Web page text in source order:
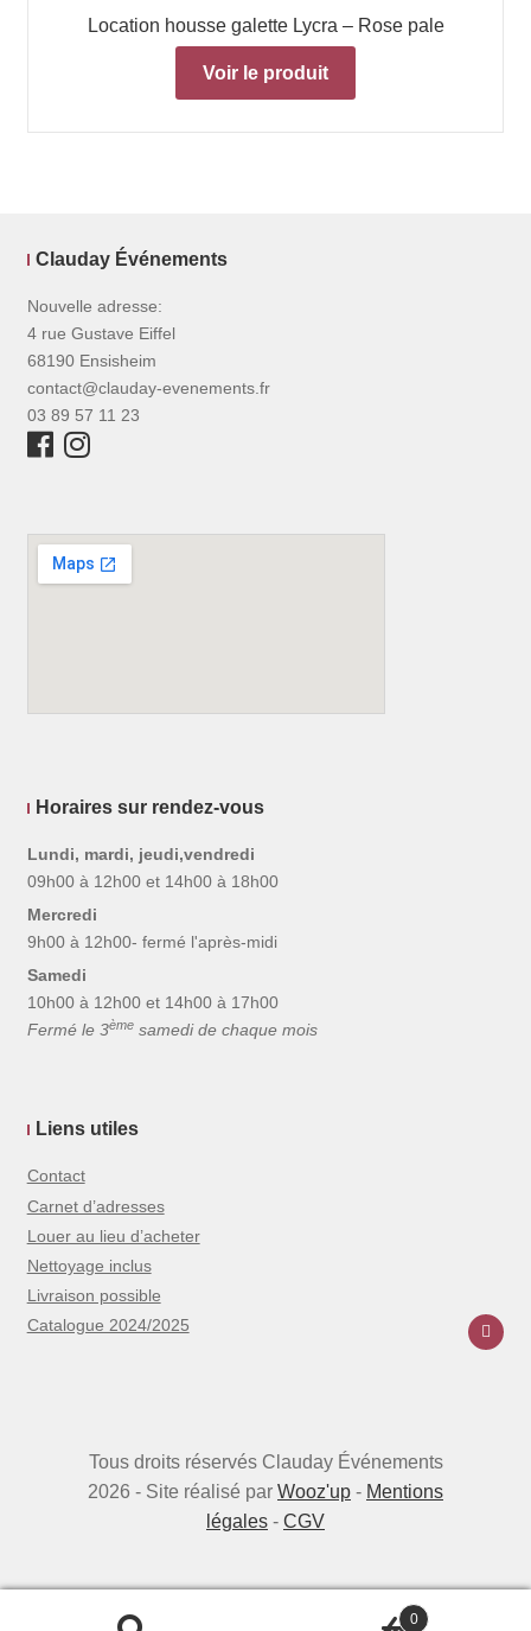
Location housse galette Lycra – Rose pale
Voir le produit
Clauday Événements
Nouvelle adresse:
4 rue Gustave Eiffel
68190 Ensisheim
contact@clauday-evenements.fr
03 89 57 11 23
Horaires sur rendez-vous
Lundi, mardi, jeudi,vendredi
09h00 à 12h00 et 14h00 à 18h00
Mercredi
9h00 à 12h00- fermé l'après-midi
Samedi
10h00 à 12h00 et 14h00 à 17h00
Fermé le 3èmesamedi de chaque mois
Liens utiles
Contact
Carnet d’adresses
Louer au lieu d’acheter
Nettoyage inclus
Livraison possible
Catalogue 2024/2025
0
Tous droits réservés Clauday Événements
2026 - Site réalisé par Wooz'up - Mentions
légales - CGV